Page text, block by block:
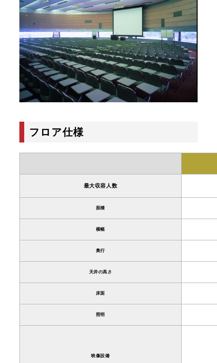
フロア仕様
最大収容人数
面積
横幅
奥行
天井の高さ
床面
照明
映像設備